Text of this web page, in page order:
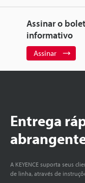
Assinar o
informativo
Assinar
Entrega
A KEYENCE suporta seus
de linha, através de